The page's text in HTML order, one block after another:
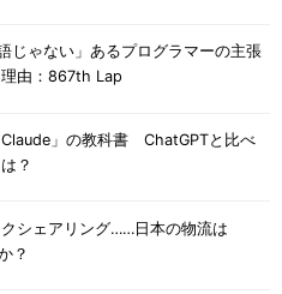
じゃない」あるプログラマーの主張
由：867th Lap
」の教科書 ChatGPTと比べ
？
シェアリング……日本の物流は
？